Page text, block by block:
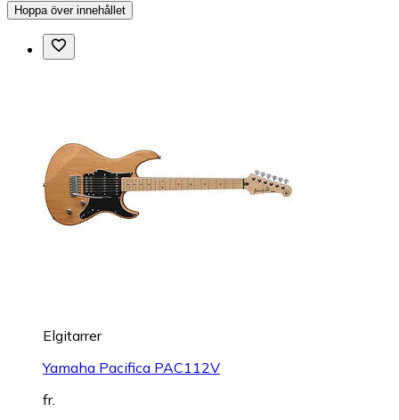
Hoppa över innehållet
Elgitarrer
Yamaha Pacifica PAC112V
fr.